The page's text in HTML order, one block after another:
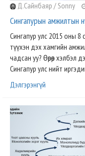
Д.Сайнбаяр / Sonny
Сингапурын амжилтын
Сингапур улс 2015 оны 8
түүхэн дэх хамгийн
чадсан уу? Өөрөөр
Сингапур улс нийт
Дэлгэрэнгүй